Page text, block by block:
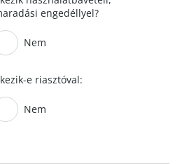
engedéllyel?
Nem
e riasztóval:
Nem